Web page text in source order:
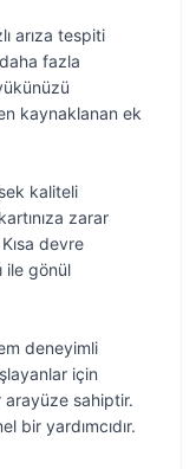
arıza tespiti
fazla
kaynaklanan ek
kaliteli
zarar
devre
ile gönül
deneyimli
için
arayüze sahiptir.
bir yardımcıdır.